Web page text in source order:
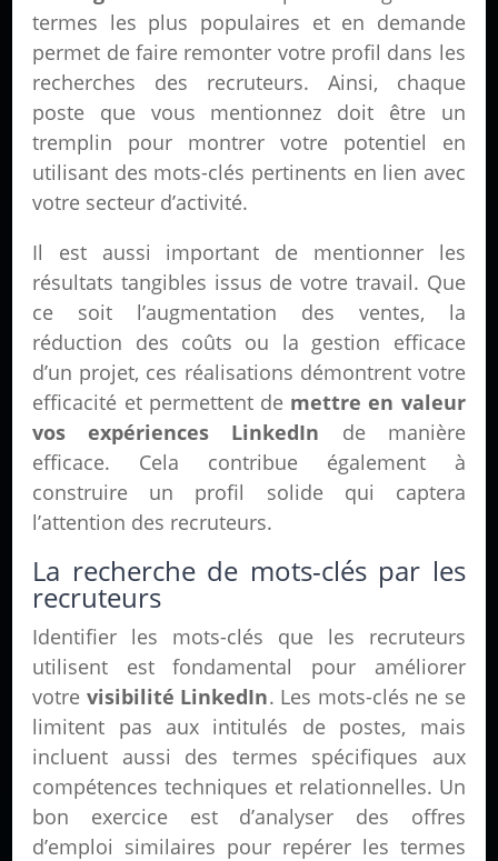
termes les plus populaires et en demande
permet de faire remonter votre profil dans les
recherches des recruteurs. Ainsi, chaque
poste que vous mentionnez doit être un
tremplin pour montrer votre potentiel en
utilisant des mots-clés pertinents en lien avec
votre secteur d’activité.
Il est aussi important de mentionner les
résultats tangibles issus de votre travail. Que
ce soit l’augmentation des ventes, la
réduction des coûts ou la gestion efficace
d’un projet, ces réalisations démontrent votre
efficacité et permettent de mettre en valeur
vos expériences LinkedIn de manière
efficace. Cela contribue également à
construire un profil solide qui captera
l’attention des recruteurs.
La recherche de mots-clés par les
recruteurs
Identifier les mots-clés que les recruteurs
utilisent est fondamental pour améliorer
votre visibilité LinkedIn. Les mots-clés ne se
limitent pas aux intitulés de postes, mais
incluent aussi des termes spécifiques aux
compétences techniques et relationnelles. Un
bon exercice est d’analyser des offres
d’emploi similaires pour repérer les termes